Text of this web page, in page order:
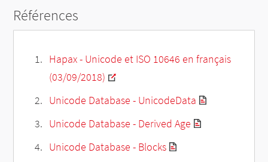
Références
Hapax - Unicode et ISO 10646 en français
(03/09/2018)
Unicode Database - UnicodeData
Unicode Database - Derived Age
Unicode Database - Blocks